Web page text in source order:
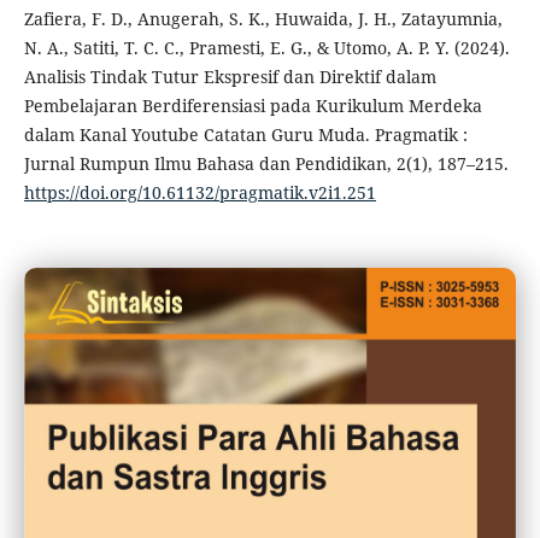
Zafiera, F. D., Anugerah, S. K., Huwaida, J. H., Zatayumnia,
N. A., Satiti, T. C. C., Pramesti, E. G., & Utomo, A. P. Y. (2024).
Analisis Tindak Tutur Ekspresif dan Direktif dalam
Pembelajaran Berdiferensiasi pada Kurikulum Merdeka
dalam Kanal Youtube Catatan Guru Muda. Pragmatik :
Jurnal Rumpun Ilmu Bahasa dan Pendidikan, 2(1), 187–215.
https://doi.org/10.61132/pragmatik.v2i1.251